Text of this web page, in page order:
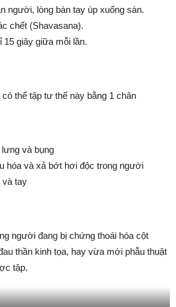
người, lòng bàn tay úp xuống sàn.
chết (Shavasana).
15 giây giữa mỗi lần.
thể tập tư thế này bằng 1 chân
và bụng
hóa và xả bớt hơi độc trong người
và tay
người đang bị chứng thoái hóa cột
thần kinh tọa, hay vừa mới phẫu thuật
tập.